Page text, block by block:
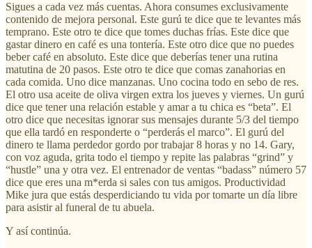
Sigues a cada vez más cuentas. Ahora consumes exclusivamente
contenido de mejora personal. Este gurú te dice que te levantes más
temprano. Este otro te dice que tomes duchas frías. Este dice que
gastar dinero en café es una tontería. Este otro dice que no puedes
beber café en absoluto. Este dice que deberías tener una rutina
matutina de 20 pasos. Este otro te dice que comas zanahorias en
cada comida. Uno dice manzanas. Uno cocina todo en sebo de res.
El otro usa aceite de oliva virgen extra los jueves y viernes. Un gurú
dice que tener una relación estable y amar a tu chica es “beta”. El
otro dice que necesitas ignorar sus mensajes durante 5/3 del tiempo
que ella tardó en responderte o “perderás el marco”. El gurú del
dinero te llama perdedor gordo por trabajar 8 horas y no 14. Gary,
con voz aguda, grita todo el tiempo y repite las palabras “grind” y
“hustle” una y otra vez. El entrenador de ventas “badass” número 57
dice que eres una m*erda si sales con tus amigos. Productividad
Mike jura que estás desperdiciando tu vida por tomarte un día libre
para asistir al funeral de tu abuela.
Y así continúa.